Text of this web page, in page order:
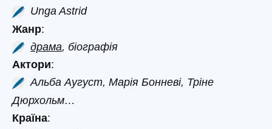
Unga Astrid
Жанр:
драма, біографія
Актори:
Альба Аугуст, Марія Бонневі, Тріне
Дюрхольм…
Країна: